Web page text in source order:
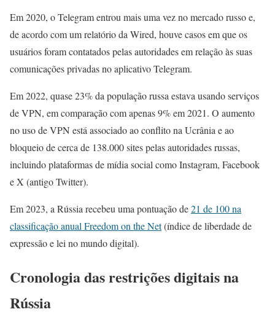
Em 2020, o Telegram entrou mais uma vez no mercado russo e,
de acordo com um relatório da Wired, houve casos em que os
usuários foram contatados pelas autoridades em relação às suas
comunicações privadas no aplicativo Telegram.
Em 2022, quase 23% da população russa estava usando serviços
de VPN, em comparação com apenas 9% em 2021. O aumento
no uso de VPN está associado ao conflito na Ucrânia e ao
bloqueio de cerca de 138.000 sites pelas autoridades russas,
incluindo plataformas de mídia social como Instagram, Facebook
e X (antigo Twitter).
Em 2023, a Rússia recebeu uma pontuação de21 de 100 na
classificação anual Freedom on the Net(índice de liberdade de
expressão e lei no mundo digital).
Cronologia das restrições digitais na
Rússia